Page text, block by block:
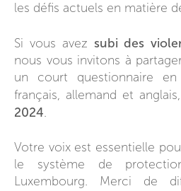
les défis actuels en matière
Si vous avez subi des
nous vous invitons à
un court questionnaire
français, allemand et anglais,
2024.
Votre voix est essentielle
le système de
Luxembourg. Merci de